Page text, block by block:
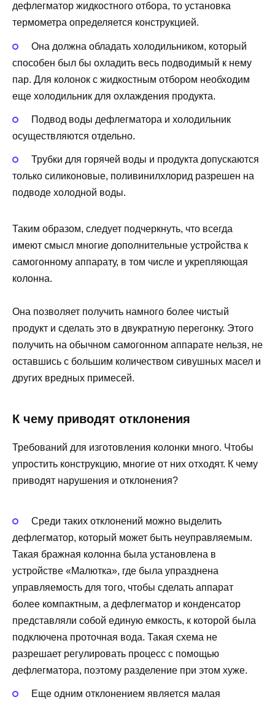
дефлегматор жидкостного отбора, то установка
термометра определяется конструкцией.
Она должна обладать холодильником, который
способен был бы охладить весь подводимый к нему
пар. Для колонок с жидкостным отбором необходим
еще холодильник для охлаждения продукта.
Подвод воды дефлегматора и холодильник
осуществляются отдельно.
Трубки для горячей воды и продукта допускаются
только силиконовые, поливинилхлорид разрешен на
подводе холодной воды.
Таким образом, следует подчеркнуть, что всегда
имеют смысл многие дополнительные устройства к
самогонному аппарату, в том числе и укрепляющая
колонна.
Она позволяет получить намного более чистый
продукт и сделать это в двукратную перегонку. Этого
получить на обычном самогонном аппарате нельзя, не
оставшись с большим количеством сивушных масел и
других вредных примесей.
К чему приводят отклонения
Требований для изготовления колонки много. Чтобы
упростить конструкцию, многие от них отходят. К чему
приводят нарушения и отклонения?
Среди таких отклонений можно выделить
дефлегматор, который может быть неуправляемым.
Такая бражная колонна была установлена в
устройстве «Малютка», где была упразднена
управляемость для того, чтобы сделать аппарат
более компактным, а дефлегматор и конденсатор
представляли собой единую емкость, к которой была
подключена проточная вода. Такая схема не
разрешает регулировать процесс с помощью
дефлегматора, поэтому разделение при этом хуже.
Еще одним отклонением является малая